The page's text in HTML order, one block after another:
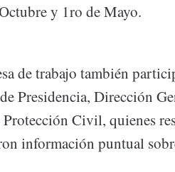
y 1ro de Mayo.
de trabajo también
Presidencia, Dirección
Civil, quienes
información puntual